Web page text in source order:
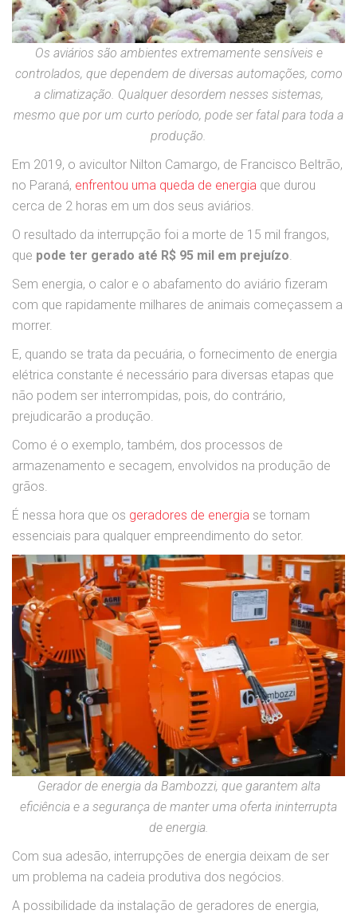
Os aviários são ambientes extremamente sensíveis e
controlados, que dependem de diversas automações, como
a climatização. Qualquer desordem nesses sistemas,
mesmo que por um curto período, pode ser fatal para toda a
produção.
Em 2019, o avicultor Nilton Camargo, de Francisco Beltrão,
no Paraná, enfrentou uma queda de energia que durou
cerca de 2 horas em um dos seus aviários.
O resultado da interrupção foi a morte de 15 mil frangos,
que pode ter gerado até R$ 95 mil em prejuízo
Sem energia, o calor e o abafamento do aviário fizeram
com que rapidamente milhares de animais começassem a
morrer.
E, quando se trata da pecuária, o fornecimento de energia
elétrica constante é necessário para diversas etapas que
não podem ser interrompidas, pois, do contrário,
prejudicarão a produção.
Como é o exemplo, também, dos processos de
armazenamento e secagem, envolvidos na produção de
grãos.
É nessa hora que os geradores de energia se tornam
essenciais para qualquer empreendimento do setor.
Gerador de energia da Bambozzi, que garantem alta
eficiência e a segurança de manter uma oferta ininterrupta
de energia.
Com sua adesão, interrupções de energia deixam de ser
um problema na cadeia produtiva dos negócios.
A possibilidade da instalação de geradores de energia,